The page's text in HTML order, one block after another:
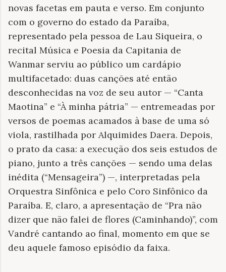
novas facetas em pauta e verso. Em conjunto
com o governo do estado da Paraíba,
representado pela pessoa de Lau Siqueira, o
recital Música e Poesia da Capitania de
Wanmar serviu ao público um cardápio
multifacetado: duas canções até então
desconhecidas na voz de seu autor — “Canta
Maotina” e “À minha pátria” — entremeadas por
versos de poemas acamados à base de uma só
viola, rastilhada por Alquimides Daera. Depois,
o prato da casa: a execução dos seis estudos de
piano, junto a três canções — sendo uma delas
inédita (“Mensageira”) —, interpretadas pela
Orquestra Sinfônica e pelo Coro Sinfônico da
Paraíba. E, claro, a apresentação de “Pra não
dizer que não falei de flores (Caminhando)”, com
Vandré cantando ao final, momento em que se
deu aquele famoso episódio da faixa.